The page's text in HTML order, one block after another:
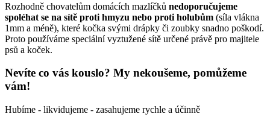
Rozhodně chovatelům domácích mazlíčků nedoporučujeme
spoléhat se na sítě proti hmyzu nebo proti holubům (síla vlákna
1mm a méně), které kočka svými drápky či zoubky snadno poškodí.
Proto používáme speciální vyztužené sítě určené právě pro majitele
psů a koček.
Nevíte co vás kouslo? My nekoušeme, pomůžeme
vám!
Hubíme - likvidujeme - zasahujeme rychle a účinně